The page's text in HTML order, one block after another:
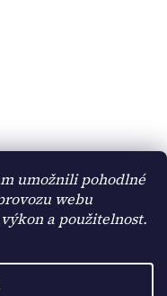
umožnili pohodlné
webu
a použitelnost.